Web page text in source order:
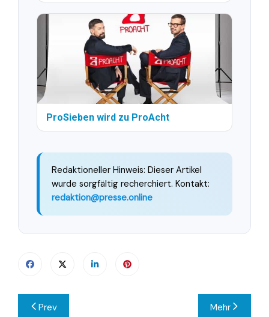
ProSieben wird zu ProAcht
Redaktioneller Hinweis: Dieser Artikel
wurde sorgfältig recherchiert. Kontakt:
redaktion@presse.online
Beitragsnavigation
Prev Mehr